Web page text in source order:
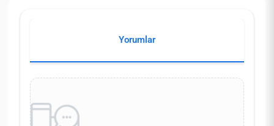
Yorumlar